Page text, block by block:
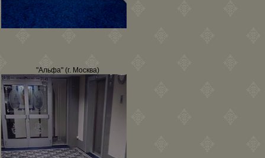
"Альфа" (г. Москва)